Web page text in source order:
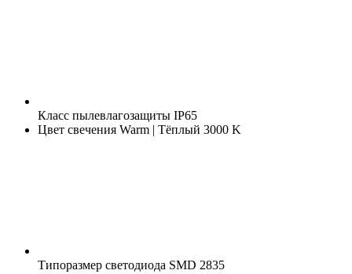
Класс пылевлагозащиты IP65
Цвет свечения Warm | Тёплый 3000 K
Типоразмер светодиода SMD 2835